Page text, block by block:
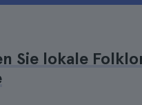
Sie lokale